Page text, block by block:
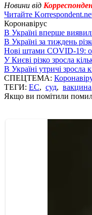
Новини від
Читайте
Коронавірус
В Україні вперше
В Україні за тиждень
Нові штами COVID-19:
У Києві різко зросла
В Україні утричі зросла
СПЕЦТЕМА:
ТЕГИ: ЕС, суд, вакцина
Якщо ви помітили